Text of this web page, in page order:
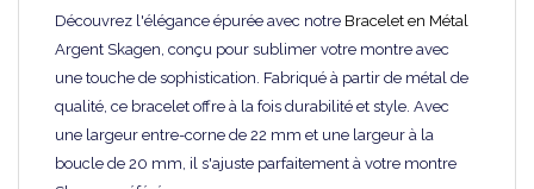
Découvrez l'élégance épurée avec notre Bracelet en Métal
Argent Skagen, conçu pour sublimer votre montre avec
une touche de sophistication. Fabriqué à partir de métal de
qualité, ce bracelet offre à la fois durabilité et style. Avec
une largeur entre-corne de 22 mm et une largeur à la
boucle de 20 mm, il s'ajuste parfaitement à votre montre